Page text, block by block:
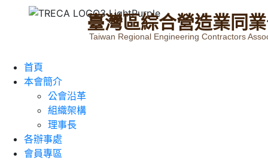
臺灣區綜合營造業同業
Taiwan Regional Engineering Contractors
首頁
本會簡介
公會沿革
組織架構
理事長
各辦事處
會員專區